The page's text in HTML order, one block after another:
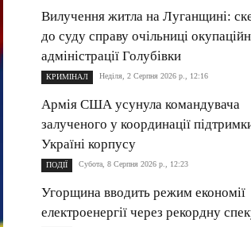
Вилучення житла на Луганщині:
до суду справу очільниці
адміністрації Голубівки
КРИМІНАЛ Неділя, 2 Серпня 2026 р., 12:16
Армія США усунула командувача
залученого у координації
Україні корпусу
ПОДІЇ Субота, 8 Серпня 2026 р., 12:23
Угорщина вводить режим економії
електроенергії через рекордну